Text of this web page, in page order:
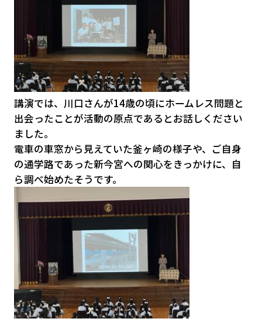
講演では、川口さんが14歳の頃にホームレス問題と
出会ったことが活動の原点であるとお話しください
ました。
電車の車窓から見えていた釜ヶ崎の様子や、ご自身
の通学路であった新今宮への関心をきっかけに、自
ら調べ始めたそうです。